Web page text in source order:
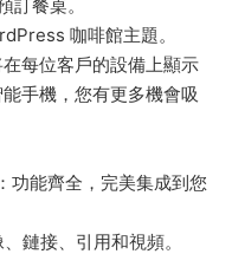
餐桌。
咖啡館主題。
每位客戶的設備上顯示
手機，您有更多機會吸
功能齊全，完美集成到您
鏈接、引用和視頻。